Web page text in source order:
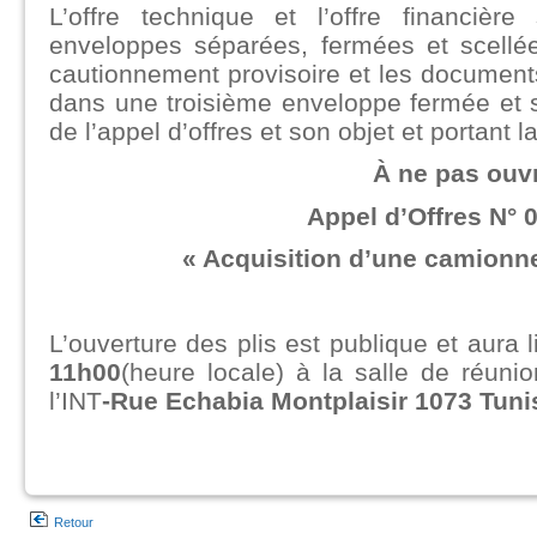
L’offre technique et l’offre
enveloppes séparées, fermées et
cautionnement provisoire et les
dans une troisième enveloppe fermée et
de l’appel d’offres et son objet et portant
À ne pas
Appel d’Offres N°
« Acquisition d’une
L’ouverture des plis est publique et aura
11h00(heure locale) à la salle de
l’INT-Rue Echabia Montplaisir 1073
Retour